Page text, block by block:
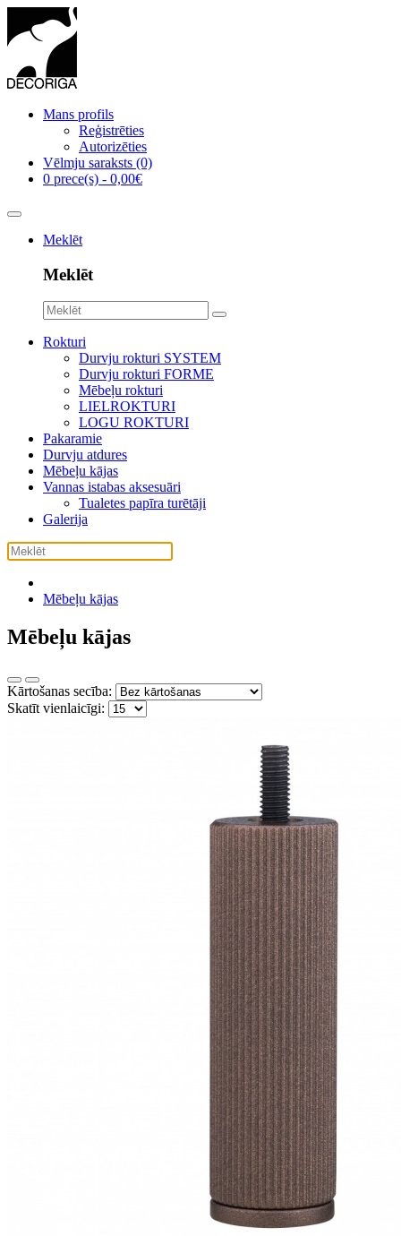
Mans profils
Reģistrēties
Autorizēties
Vēlmju saraksts (0)
0 prece(s) - 0,00€
Meklēt
Meklēt
Rokturi
Durvju rokturi SYSTEM
Durvju rokturi FORME
Mēbeļu rokturi
LIELROKTURI
LOGU ROKTURI
Pakaramie
Durvju atdures
Mēbeļu kājas
Vannas istabas aksesuāri
Tualetes papīra turētāji
Galerija
Mēbeļu kājas
Mēbeļu kājas
Kārtošanas secība:
Skatīt vienlaicīgi: